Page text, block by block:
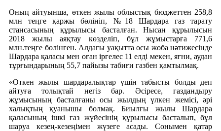
Оның айтуынша, өткен жылы облыстық бюджеттен 258,8
млн теңге қаржы бөлініп, №18 Шардара газ тарату
стансасының құрылысы басталған. Нысан құрылысын
2018 жылы аяқтау көзделіп, бұл жұмыстарға 771,6
млн.теңге бөлінген. Алдағы уақытта осы жоба нәтижесінде
Шардара қаласы мен оған іргелес 11 елді мекен, яғни, аудан
тұрғындарының 55,7 пайызы табиғи газбен қамтылмақ.
«Өткен жылы шардаралықтар үшін табысты болды деп
айтуға толықтай негіз бар. Әсіресе, газдандыру
жұмысының басталғаны осы жылдың үлкен жемісі, әрі
халықтың қуанышы болмақ. Биылғы жылы Шардара
қаласының ішкі газ жүйесінің құрылысы басталып, бұл
шаруа кезең-кезеңімен жүзеге асады. Сонымен қатар